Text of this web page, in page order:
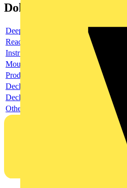
Dokumente
Deeplink product page
Reach Declaration URL
Instructions for use
Mounting Instruction
Product data sheet
Declaration RoHS
Declaration of conformity
Others